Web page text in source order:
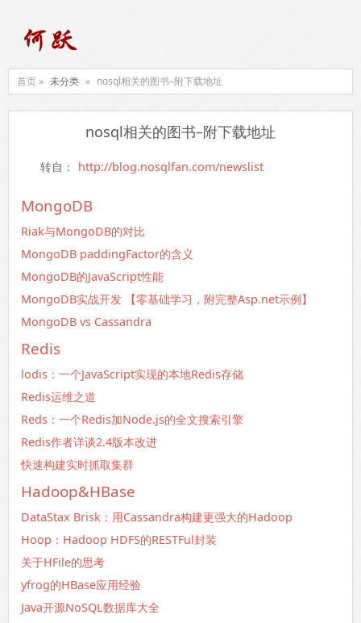
首页 » 未分类 » nosql相关的图书–附下载地址
nosql相关的图书–附下载地址
转自： http://blog.nosqlfan.com/newslist
MongoDB
Riak与MongoDB的对比
MongoDB paddingFactor的含义
MongoDB的JavaScript性能
MongoDB实战开发 【零基础学习，附完整Asp.net示例】
MongoDB vs Cassandra
Redis
lodis：一个JavaScript实现的本地Redis存储
Redis运维之道
Reds：一个Redis加Node.js的全文搜索引擎
Redis作者详谈2.4版本改进
快速构建实时抓取集群
Hadoop&HBase
DataStax Brisk：用Cassandra构建更强大的Hadoop
Hoop：Hadoop HDFS的RESTFul封装
关于HFile的思考
yfrog的HBase应用经验
Java开源NoSQL数据库大全